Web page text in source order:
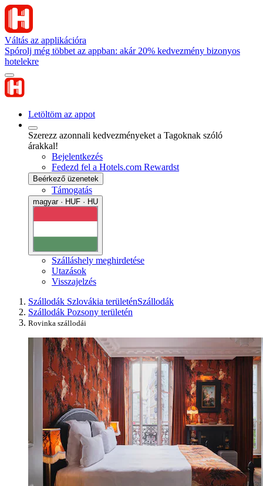
Váltás az applikációra
Spórolj még többet az appban: akár 20% kedvezmény bizonyos
hotelekre
Letöltöm az appot
Szerezz azonnali kedvezményeket a Tagoknak szóló
árakkal!
Bejelentkezés
Fedezd fel a Hotels.com Rewardst
Beérkező üzenetek
Támogatás
magyar · HUF · HU
Szálláshely meghirdetése
Utazások
Visszajelzés
Szállodák Szlovákia területénSzállodák
Szállodák Pozsony területén
Rovinka szállodái